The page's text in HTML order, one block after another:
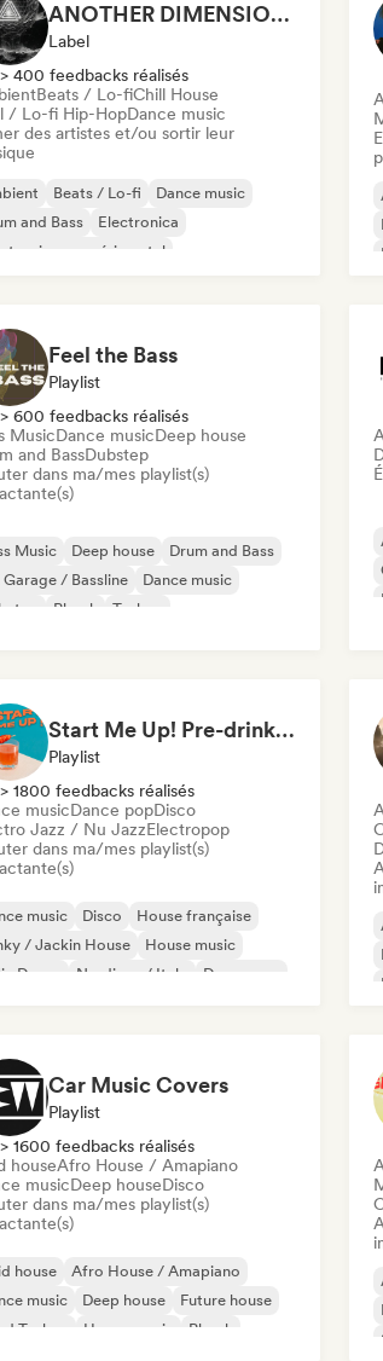
ANOTHER DIMENSION MUSIC
Label
> 400 feedbacks réalisés
Beats / Lo-fiChill House
/ Lo-fi Hip-HopDance music
des artistes et/ou sortir leur
Beats / Lo-fi
Dance music
and Bass
Electronica
expérimental
Feel the Bass
Playlist
> 600 feedbacks réalisés
MusicDance musicDeep house
and BassDubstep
dans ma/mes playlist(s)
Music Deep house
Drum and Bass
Garage / Bassline
Dance music
Phonk Techno
Start Me Up! Pre-drinks and Summer Party 🍹
Playlist
> 1800 feedbacks réalisés
musicDance popDisco
Jazz / Nu JazzElectropop
dans ma/mes playlist(s)
music Disco
House française
/ Jackin House
House music
Dance
Nu-disco / Italo Dance pop
Car Music Covers
Playlist
> 1600 feedbacks réalisés
houseAfro House / Amapiano
musicDeep houseDisco
dans ma/mes playlist(s)
house
Afro House / Amapiano
music
Deep house
Future house
Techno
House music Phonk